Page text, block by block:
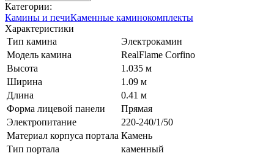
Категории:
Камины и печиКаменные каминокомплекты
Характеристики
Тип камина
Электрокамин
Модель камина
RealFlame Corfino
Высота
1.035 м
Ширина
1.09 м
Длина
0.41 м
Форма лицевой панели
Прямая
Электропитание
220-240/1/50
Материал корпуса портала Камень
Тип портала
каменный